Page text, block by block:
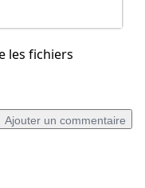
les fichiers
Ajouter un commentaire